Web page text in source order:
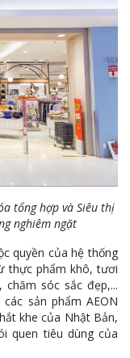
tổng hợp và Siêu thị
nghiêm ngặt
quyền của hệ thống
thực phẩm khô, tươi
sóc sắc đẹp,...
sản phẩm AEON
khe của Nhật Bản,
quen tiêu dùng của